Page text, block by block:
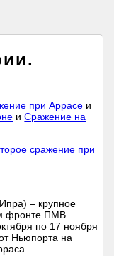
при Аррасе и
иСражение на
сражение при
– крупное
фронте ПМВ
по 17 ноября
Ньюпорта на